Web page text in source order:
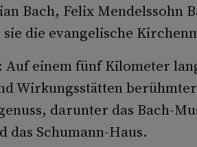
Bach, Felix Mendelssohn
die evangelische
: Auf einem fünf Kilometer
Wirkungsstätten
darunter das Bach-
das Schumann-Haus.